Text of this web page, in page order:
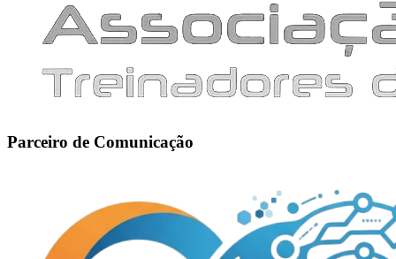
Parceiro de Comunicação